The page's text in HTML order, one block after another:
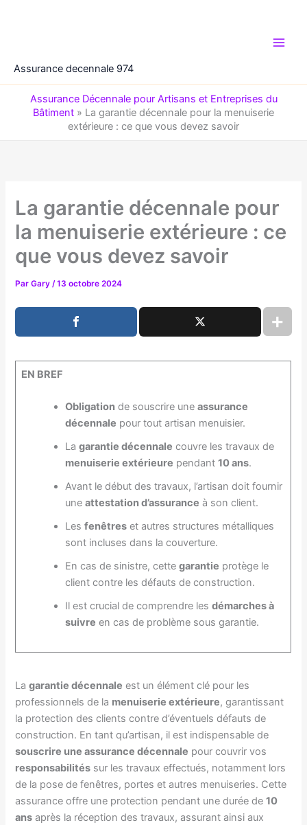
Assurance decennale 974
Assurance Décennale pour Artisans et Entreprises du
Bâtiment » La garantie décennale pour la menuiserie
extérieure : ce que vous devez savoir
La garantie décennale pour
la menuiserie extérieure : ce
que vous devez savoir
ParGary/13 octobre 2024
EN BREF
Obligationde souscrire une assurance
décennale pour tout artisan menuisier.
La garantie décennale couvre les travaux de
menuiserie extérieure pendant 10 ans.
Avant le début des travaux, l’artisan doit fournir
une attestation d’assurance à son client.
Les fenêtreset autres structures métalliques
sont incluses dans la couverture.
En cas de sinistre, cette garantie protège le
client contre les défauts de construction.
Il est crucial de comprendre les démarches à
suivre en cas de problème sous garantie.
Lagarantie décennale est un élément clé pour les
professionnels de la menuiserie extérieure, garantissant
la protection des clients contre d’éventuels défauts de
construction. En tant qu’artisan, il est indispensable de
souscrire une assurance décennale pour couvrir vos
responsabilités sur les travaux effectués, notamment lors
de la pose de fenêtres, portes et autres menuiseries. Cette
assurance offre une protection pendant une durée de10
ans après la réception des travaux, assurant ainsi aux